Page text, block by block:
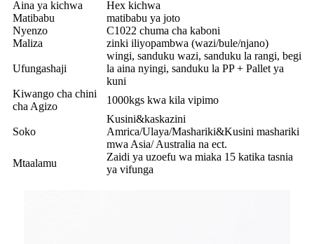
Aina ya kichwa
Hex kichwa
Matibabu
matibabu ya joto
Nyenzo
C1022 chuma cha kaboni
Maliza
zinki iliyopambwa (wazi/bule/njano)
Ufungashaji
wingi, sanduku wazi, sanduku la rangi, begi
la aina nyingi, sanduku la PP + Pallet ya
kuni
Kiwango cha chini
cha Agizo
1000kgs kwa kila vipimo
Soko
Kusini&kaskazini
Amrica/Ulaya/Mashariki&Kusini mashariki
mwa Asia/ Australia na ect.
Mtaalamu
Zaidi ya uzoefu wa miaka 15 katika tasnia
ya vifunga